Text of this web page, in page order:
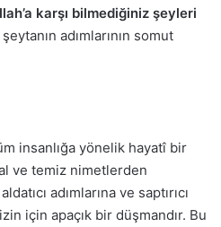
karşı bilmediğiniz şeyleri
adımlarının somut
insanlığa yönelik hayatî bir
ve temiz nimetlerden
adımlarına ve saptırıcı
için apaçık bir düşmandır. Bu